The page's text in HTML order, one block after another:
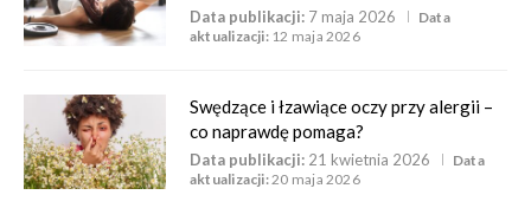
Data publikacji: 7 maja 2026
Data
aktualizacji: 12 maja 2026
Swędzące i łzawiące oczy przy alergii –
co naprawdę pomaga?
Data publikacji: 21 kwietnia 2026
Data
aktualizacji:20 maja 2026